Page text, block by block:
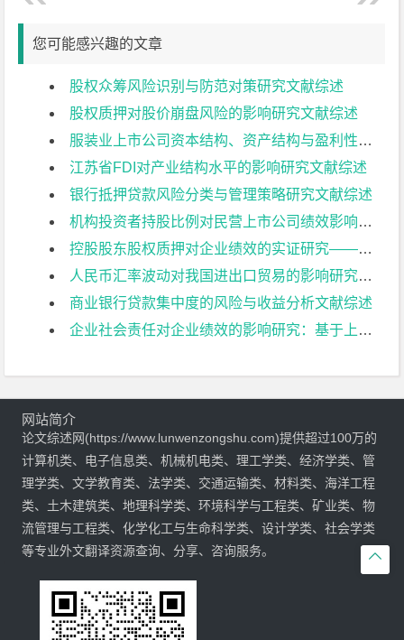
您可能感兴趣的文章
股权众筹风险识别与防范对策研究文献综述
股权质押对股价崩盘风险的影响研究文献综述
服装业上市公司资本结构、资产结构与盈利性分析文献综述
江苏省FDI对产业结构水平的影响研究文献综述
银行抵押贷款风险分类与管理策略研究文献综述
机构投资者持股比例对民营上市公司绩效影响研究文献综述
控股股东股权质押对企业绩效的实证研究——以我国民营制造业上市公司为例文献综述
人民币汇率波动对我国进出口贸易的影响研究文献综述
商业银行贷款集中度的风险与收益分析文献综述
企业社会责任对企业绩效的影响研究：基于上市公司的经验证据文献综述

网站简介
论文综述网(https://www.lunwenzongshu.com)提供超过100万的
计算机类、电子信息类、机械机电类、理工学类、经济学类、管
理学类、文学教育类、法学类、交通运输类、材料类、海洋工程
类、土木建筑类、地理科学类、环境科学与工程类、矿业类、物
流管理与工程类、化学化工与生命科学类、设计学类、社会学类
等专业外文翻译资源查询、分享、咨询服务。